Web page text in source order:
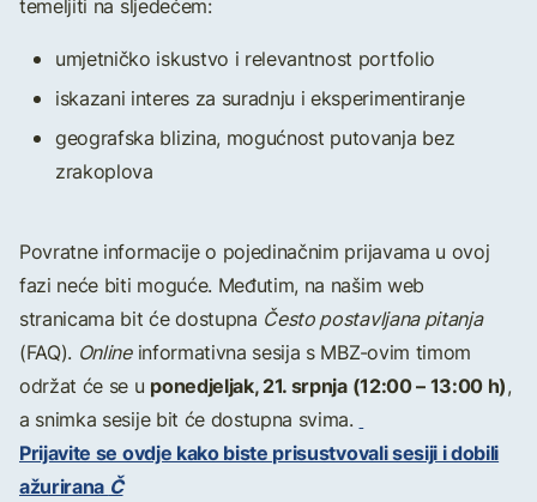
temeljiti na sljedećem:
umjetničko iskustvo i relevantnost portfolio
iskazani interes za suradnju i eksperimentiranje
geografska blizina, mogućnost putovanja bez
zrakoplova
Povratne informacije o pojedinačnim prijavama u ovoj
fazi neće biti moguće. Međutim, na našim web
stranicama bit će dostupna Često postavljana pitanja
(FAQ). Onlineinformativna sesija s MBZ-ovim timom
održat će se u ponedjeljak, 21. srpnja (12:00 – 13:00 h),
a snimka sesije bit će dostupna svima.
Prijavite se ovdje kako biste prisustvovali sesiji i dobili
ažurirana Č